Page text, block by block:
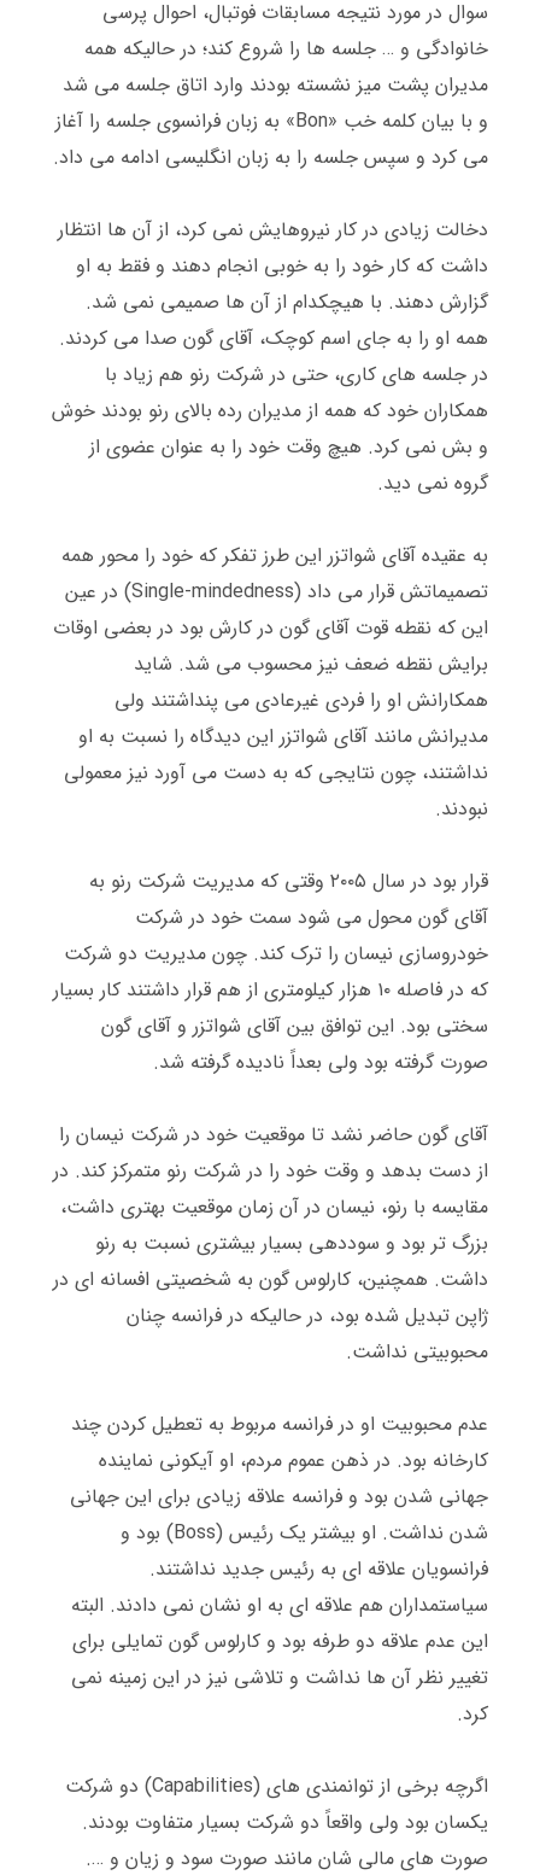
سوال در مورد نتیجه مسابقات فوتبال، احوال پرسی
خانوادگی و … جلسه ها را شروع کند؛ در حالیکه همه
مدیران پشت میز نشسته بودند وارد اتاق جلسه می شد
و با بیان کلمه خب «Bon»
به زبان فرانسوی جلسه را آغاز
می کرد و سپس جلسه را به زبان انگلیسی ادامه می داد.
دخالت زیادی در کار نیروهایش نمی کرد، از آن ها انتظار
داشت که کار خود را به خوبی انجام دهند و فقط به او
گزارش دهند. با هیچکدام از آن ها صمیمی نمی شد.
همه او را به جای اسم کوچک، آقای گون صدا می کردند.
در جلسه های کاری، حتی در شرکت رنو هم زیاد با
همکاران خود که همه از مدیران رده بالای رنو بودند خوش
و بش نمی کرد. هیچ وقت خود را به عنوان عضوی از
گروه نمی دید.
به عقیده آقای شواتزر این طرز تفکر که خود را محور همه
تصمیماتش قرار می داد (Single-mindedness)
در عین
این که نقطه قوت آقای گون در کارش بود در بعضی اوقات
برایش نقطه ضعف نیز محسوب می شد. شاید
همکارانش او را فردی غیرعادی می پنداشتند ولی
مدیرانش مانند آقای شواتزر این دیدگاه را نسبت به او
نداشتند، چون نتایجی که به دست می آورد نیز معمولی
نبودند.
قرار بود در سال ۲۰۰۵ وقتی که مدیریت شرکت رنو به
آقای گون محول می شود سمت خود در شرکت
خودروسازی نیسان را ترک کند. چون مدیریت دو شرکت
که در فاصله ۱۰ هزار کیلومتری از هم قرار داشتند کار بسیار
سختی بود. این توافق بین آقای شواتزر و آقای گون
صورت گرفته بود ولی بعداً نادیده گرفته شد.
آقای گون حاضر نشد تا موقعیت خود در شرکت نیسان را
از دست بدهد و وقت خود را در شرکت رنو متمرکز کند. در
مقایسه با رنو، نیسان در آن زمان موقعیت بهتری داشت،
بزرگ تر بود و سوددهی بسیار بیشتری نسبت به رنو
داشت. همچنین، کارلوس گون به شخصیتی افسانه ای در
ژاپن تبدیل شده بود، در حالیکه در فرانسه چنان
محبوبیتی نداشت.
عدم محبوبیت او در فرانسه مربوط به تعطیل کردن چند
کارخانه بود. در ذهن عموم مردم، او آیکونی نماینده
جهانی شدن بود و فرانسه علاقه زیادی برای این جهانی
شدن نداشت. او بیشتر یک رئیس(Boss)
بود و
فرانسویان علاقه ای به رئیس جدید نداشتند.
سیاستمداران هم علاقه ای به او نشان نمی دادند. البته
این عدم علاقه دو طرفه بود و کارلوس گون تمایلی برای
تغییر نظر آن ها نداشت و تلاشی نیز در این زمینه نمی
کرد.
اگرچه برخی از توانمندی های(Capabilities)
دو شرکت
یکسان بود ولی واقعاً دو شرکت بسیار متفاوت بودند.
صورت های مالی شان مانند صورت سود و زیان و ….